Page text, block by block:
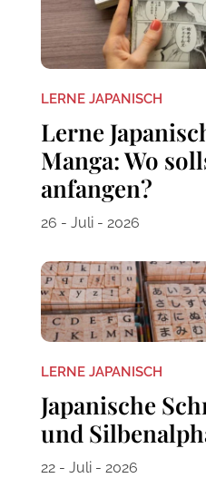
LERNE JAPANISCH
Lerne
Manga: Wo
anfangen?
26 - Juli - 2026
LERNE JAPANISCH
Japanische
und
22 - Juli - 2026